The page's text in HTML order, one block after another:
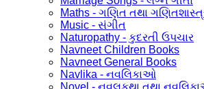
Maths - ગણિત તથા
Music - સંગીત
Naturopathy - કુદરતી ઉપચાર
Navneet Children Books
Navneet General Books
Navlika - નવલિકાઓ